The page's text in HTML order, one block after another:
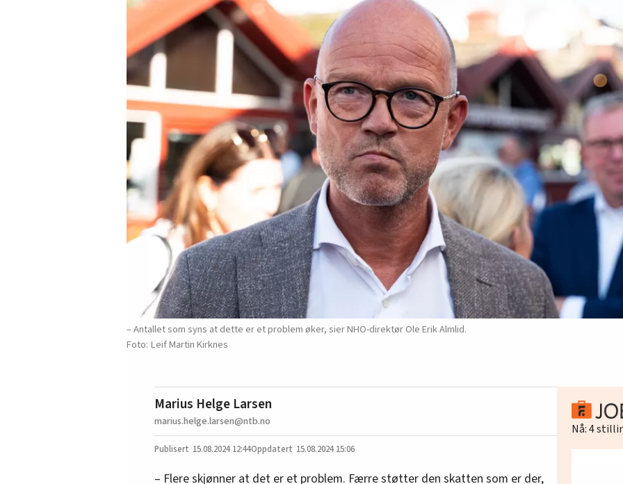
– Antallet som syns at dette er et problem øker, sier NHO-direktør Ole Erik Almlid.
Leif Martin Kirknes
Marius Helge Larsen
marius.helge.larsen@ntb.no
15.08.2024 12:44 15.08.2024 15:06
– Flere skjønner at det er et problem. Færre støtter den skatten som er der,
Nå:4